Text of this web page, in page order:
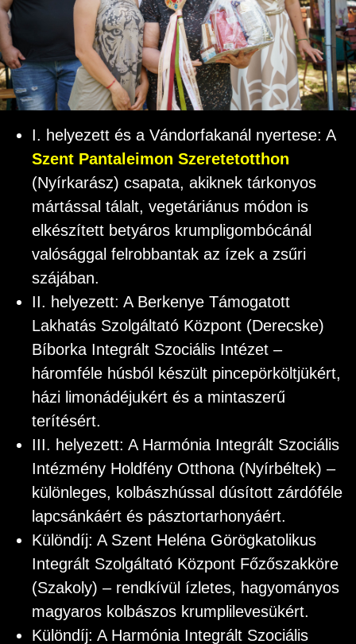
I. helyezett és a Vándorfakanál nyertese: A
Szent Pantaleimon Szeretetotthon
(Nyírkarász) csapata, akiknek tárkonyos
mártással tálalt, vegetáriánus módon is
elkészített betyáros krumpligombócánál
valósággal felrobbantak az ízek a zsűri
szájában.
II. helyezett: A Berkenye Támogatott
Lakhatás Szolgáltató Központ (Derecske)
Bíborka Integrált Szociális Intézet –
háromféle húsból készült pincepörköltjükért,
házi limonádéjukért és a mintaszerű
terítésért.
III. helyezett: A Harmónia Integrált Szociális
Intézmény Holdfény Otthona (Nyírbéltek) –
különleges, kolbászhússal dúsított zárdóféle
lapcsánkáért és pásztortarhonyáért.
Különdíj: A Szent Heléna Görögkatolikus
Integrált Szolgáltató Központ Főzőszakköre
(Szakoly) – rendkívül ízletes, hagyományos
magyaros kolbászos krumplilevesükért.
Különdíj: A Harmónia Integrált Szociális